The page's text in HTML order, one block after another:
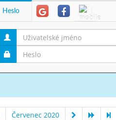
Heslo
Červenec 2020